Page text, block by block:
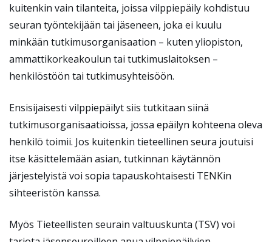
kuitenkin vain tilanteita, joissa vilppiepäily kohdistuu
seuran työntekijään tai jäseneen, joka ei kuulu
minkään tutkimusorganisaation – kuten yliopiston,
ammattikorkeakoulun tai tutkimuslaitoksen –
henkilöstöön tai tutkimusyhteisöön.
Ensisijaisesti vilppiepäilyt siis tutkitaan siinä
tutkimusorganisaatioissa, jossa epäilyn kohteena oleva
henkilö toimii. Jos kuitenkin tieteellinen seura joutuisi
itse käsittelemään asian, tutkinnan käytännön
järjestelyistä voi sopia tapauskohtaisesti TENKin
sihteeristön kanssa.
Myös Tieteellisten seurain valtuuskunta (TSV) voi